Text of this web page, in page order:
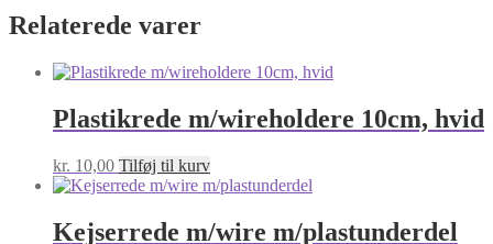
råhvid
antal
Relaterede varer
Plastikrede m/wireholdere 10cm, hvid
kr. 10,00 Tilføj til kurv
Kejserrede m/wire m/plastunderdel